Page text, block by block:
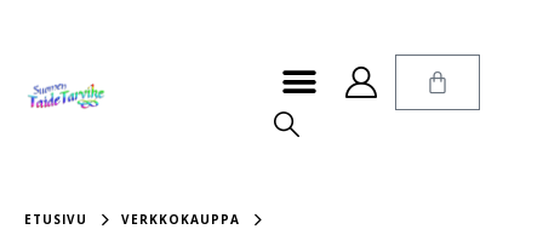
ETUSIVU
VERKKOKAUPPA